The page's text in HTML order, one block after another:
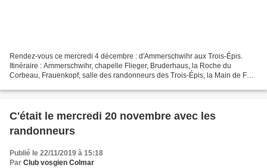
Rendez-vous ce mercredi 4 décembre : d'Ammerschwihr aux Trois-Épis.
Itinéraire : Ammerschwihr, chapelle Flieger, Bruderhaus, la Roche du
Corbeau, Frauenkopf, salle des randonneurs des Trois-Épis, la Main de Fer,
C'était le mercredi 20 novembre avec les
randonneurs
Publié le 22/11/2019 à 15:18
Par Club vosgien Colmar